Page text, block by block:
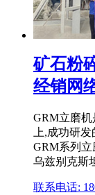
矿石粉
经销网
GRM立磨
上,成功研
GRM系列立
乌兹别克斯
联系电话: